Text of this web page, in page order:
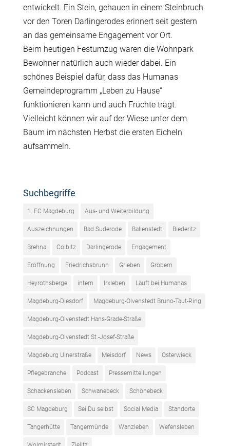
entwickelt. Ein Stein, gehauen in einem Steinbruch
vor den Toren Darlingerodes erinnert seit gestern
an das gemeinsame Engagement vor Ort.
Beim heutigen Festumzug waren die Wohnpark
Bewohner natürlich auch wieder dabei. Ein
schönes Beispiel dafür, dass das Humanas
Gemeindeprogramm „Leben zu Hause“
funktionieren kann und auch Früchte trägt.
Vielleicht können wir auf der Wiese unter dem
Baum im nächsten Herbst die ersten Eicheln
aufsammeln.
Suchbegriffe
1. FC Magdeburg Aus- und Weiterbildung
Auszeichnungen Bad Suderode Ballenstedt Biederitz
Brehna Colbitz Darlingerode Engagement
Eröffnung Friedrichsbrunn Grieben Gröbern
Heyrothsberge intern Irxleben Läuft bei Humanas
Magdeburg-Diesdorf Magdeburg-Olvenstedt Bruno-Taut-Ring
Magdeburg-Olvenstedt Hans-Grade-Straße
Magdeburg-Olvenstedt St.-Josef-Straße
Magdeburg Ulnerstraße Meisdorf News Osterwieck
Pflegebranche Podcast Pressemitteilungen
Schackensleben Schwanebeck Schönebeck
SC Magdeburg Sei Du selbst Social Media Standorte
Tangerhütte Tangermünde Wanzleben Wefensleben